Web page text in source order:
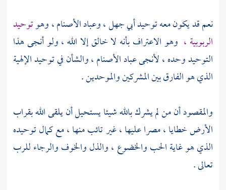
نعم قد يكون معه توحيدأبي جهل ،وعباد الأصنام ، وهوتوحيد
الربوبية ، وهو الاعتراف بأنه لا خالق إلا الله ، ولو أنجى هذا
التوحيد وحده ، لأنجى عباد الأصنام ، والشأن في توحيد الإلهية
الذي هو الفارق بين المشركين والموحدين .
والمقصود أن من لم يشرك بالله شيئا يستحيل أن يلقى الله بقراب
الأرض خطايا ، مصرا عليها ، غير تائب منها ، مع كمال توحيده
الذي هو غاية الحب والخضوع ، والذل والخوف والرجاء للرب
تعالى .